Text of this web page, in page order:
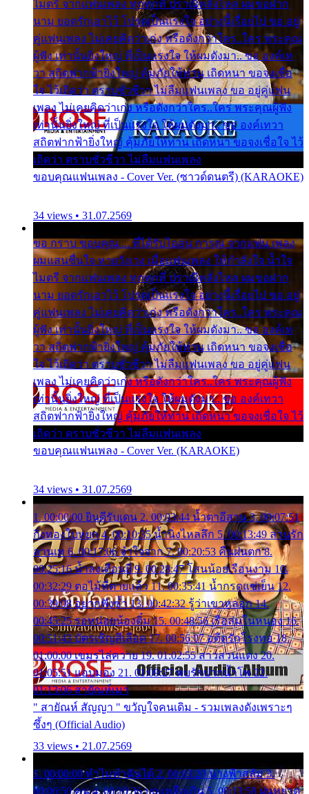
ไมตรี จากแฟนเพลง ทุกทุกที่ ปราณีหลั่งไหล ผมขอฝาก
นาม ยอดรักเอาไว้ โปรดเป็นแรงใจ อย่างนี้เรื่อยไป ขอ อยู่
คู่แฟนเพลง ไม่เคยคิดว่าเก่ง หรือดังกว่าใคร..ใคร พระคุณ
ผู้ฟัง เท่านั้นยิ่งใหญ่ ที่เป็นแรงใจ ให้ผมดังมา.. ขอ องค์เท
วา สถิตฟากฟ้ายิ่งใหญ่ คุ้มภัยให้ท่าน เถิดหนา ขอจงเชื่อ
ใจ ไว้เถิดว่า ตราบชั่วชีวา ไม่ลืมแฟนเพลง ขอ อยู่คู่แฟน
เพลง ไม่เคยคิดว่าเก่ง หรือดังกว่าใคร..ใคร พระคุณผู้ฟัง
เท่านั้นยิ่งใหญ่ ที่เป็นแรงใจ ให้ผมดังมา.. ขอ องค์เทวา
สถิตฟากฟ้ายิ่งใหญ่ คุ้มภัยให้ท่าน เถิดหนา ขอจงเชื่อใจ ไว้
เถิดว่า ตราบชั่วชีวา ไม่ลืมแฟนเพลง
ขอบคุณแฟนเพลง - Cover Ver. (ซาวด์ดนตรี) (KARAOKE)
34 views • 31.07.2569
ขอ กราบ ขอบคุณ.... ที่ได้รับไออุ่น การุณ จากแฟน เพลง
ผมแสนชื่นใจ หายวังเวง เมื่อแฟนเพลง ให้กำลังใจ น้ำใจ
ไมตรี จากแฟนเพลง ทุกทุกที่ ปราณีหลั่งไหล ผมขอฝาก
นาม ยอดรักเอาไว้ โปรดเป็นแรงใจ อย่างนี้เรื่อยไป ขอ อยู่
คู่แฟนเพลง ไม่เคยคิดว่าเก่ง หรือดังกว่าใคร..ใคร พระคุณ
ผู้ฟัง เท่านั้นยิ่งใหญ่ ที่เป็นแรงใจ ให้ผมดังมา.. ขอ องค์เท
วา สถิตฟากฟ้ายิ่งใหญ่ คุ้มภัยให้ท่าน เถิดหนา ขอจงเชื่อ
ใจ ไว้เถิดว่า ตราบชั่วชีวา ไม่ลืมแฟนเพลง ขอ อยู่คู่แฟน
เพลง ไม่เคยคิดว่าเก่ง หรือดังกว่าใคร..ใคร พระคุณผู้ฟัง
เท่านั้นยิ่งใหญ่ ที่เป็นแรงใจ ให้ผมดังมา.. ขอ องค์เทวา
สถิตฟากฟ้ายิ่งใหญ่ คุ้มภัยให้ท่าน เถิดหนา ขอจงเชื่อใจ ไว้
เถิดว่า ตราบชั่วชีวา ไม่ลืมแฟนเพลง
ขอบคุณแฟนเพลง - Cover Ver. (KARAOKE)
34 views • 31.07.2569
1. 00:00:00 ยินดีรับเดน 2. 00:03:44 น้ำตาอีสาน 3. 00:07:51
กิ่งทองใบหยก 4. 00:10:35 น้ำนิ่งไหลลึก 5. 00:13:49 ลานรัก
ลานเท 6. 00:17:06 จำใจจาก 7. 00:20:53 คืนฝนตก 8.
00:25:16 น้ำลงเดือนยี่ 9. 00:28:47 โสนน้อยเรือนงาม 10.
00:32:29 ตอไม้ที่ตายแล้ว 11. 00:35:41 น้ำกรดแช่เย็น 12.
00:39:08 อยากฟังซ้ำ 13. 00:42:32 รู้ว่าเขาหลอก 14.
00:45:25 รอหน่อยน้องติ๋ม 15. 00:48:56 เรือล่มในหนอง 16.
00:51:43 บัตรเชิญสีเลือด 17. 00:56:07 อดีตรักโรงทอ 18.
01:00:00 เขมรไล่ควาย 19. 01:02:55 สาวสวนแตง 20.
01:05:51 แอบมอง 21. 01:09:27 พบรักปากน้ำโพ 22.
01:13:06 สายัณห์เมา
" สายัณห์ สัญญา " ขวัญใจคนเดิม - รวมเพลงดังเพราะๆ
ซึ้งๆ (Official Audio)
33 views • 21.07.2569
1. 00:00:00 ทำไมทำฉันได้ 2. 00:03:20 นางฟ้าสลัม 3.
00:06:50 คน 4. 00:10:36 บุญเหลือเกิน 5. 00:13:58 ฝนหยาด